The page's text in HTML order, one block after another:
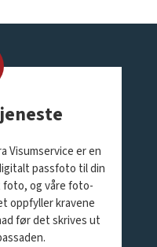
Visumservice er en
passfoto til din
og våre foto-
oppfyller kravene
før det skrives ut